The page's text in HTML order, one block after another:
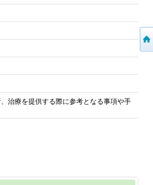
治療を提供する際に参考となる事項や手